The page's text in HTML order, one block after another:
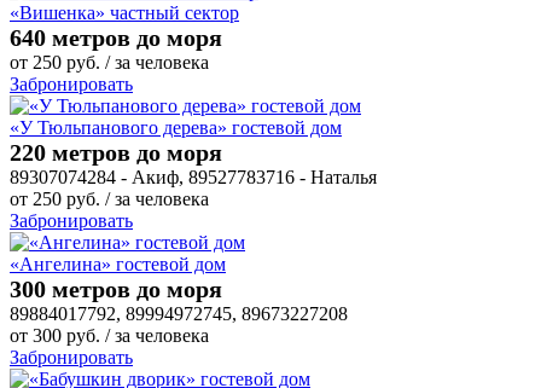
«Вишенка» частный сектор
640 метров до моря
от 250 руб. / за человека
Забронировать
«У Тюльпанового дерева» гостевой дом
220 метров до моря
89307074284 - Акиф, 89527783716 - Наталья
от 250 руб. / за человека
Забронировать
«Ангелина» гостевой дом
300 метров до моря
89884017792, 89994972745, 89673227208
от 300 руб. / за человека
Забронировать